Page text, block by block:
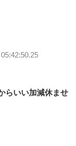
らいい加減休ませ